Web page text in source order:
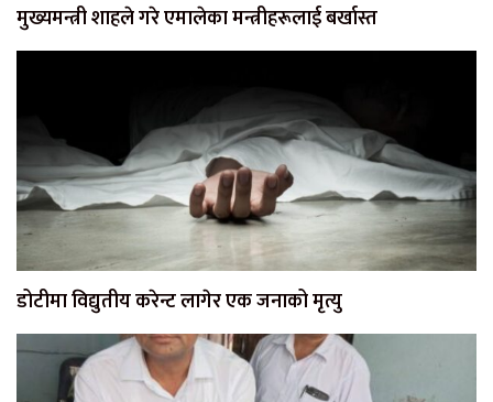
मुख्यमन्त्री शाहले गरे एमालेका मन्त्रीहरूलाई बर्खास्त
डोटीमा विद्युतीय करेन्ट लागेर एक जनाको मृत्यु